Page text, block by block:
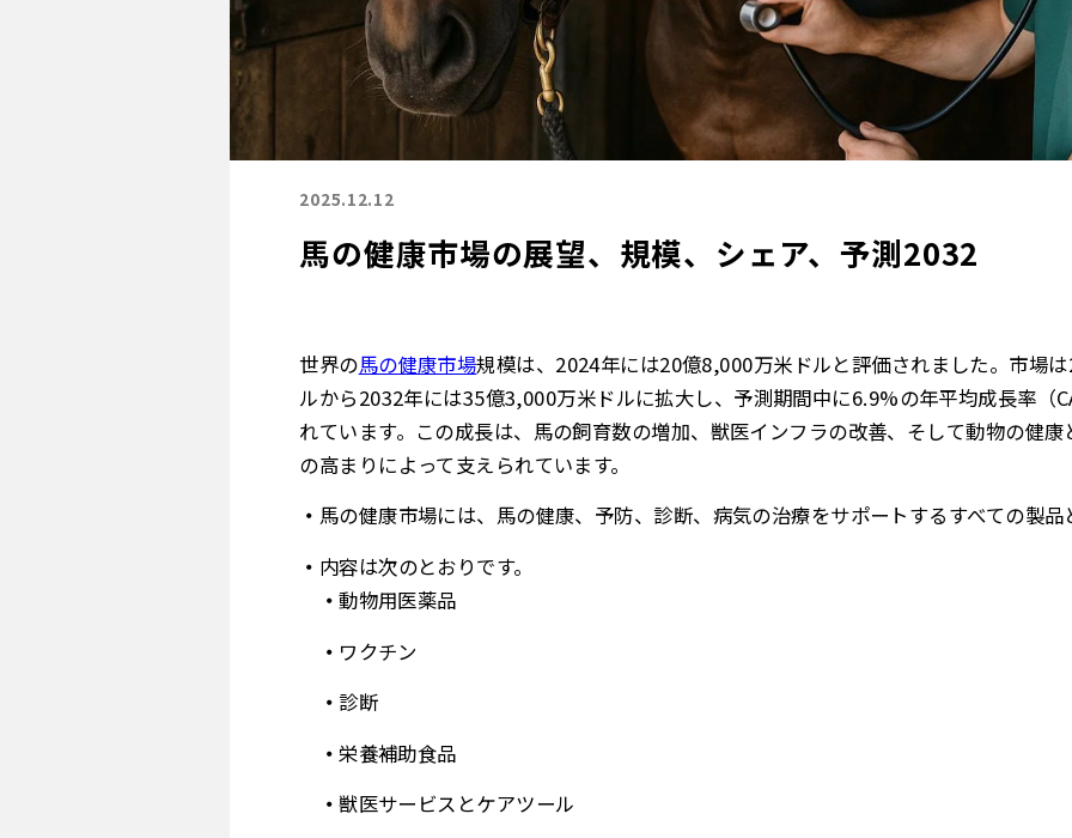
2025.12.12
馬の健康市場の展望、規模、シェア、予測2032
世界の馬の健康市場規模は、2024年には20億8,000万米ドルと評価されました。市場
ルから2032年には35億3,000万米ドルに拡大し、予測期間中に6.9%の年平均成長率（
れています。この成長は、馬の飼育数の増加、獣医インフラの改善、そして動物の健
の高まりによって支えられています。
馬の健康市場には、馬の健康、予防、診断、病気の治療をサポートするすべての製
内容は次のとおりです。
動物用医薬品
ワクチン
診断
栄養補助食品
獣医サービスとケアツール